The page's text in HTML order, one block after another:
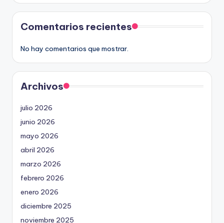
Comentarios recientes
No hay comentarios que mostrar.
Archivos
julio 2026
junio 2026
mayo 2026
abril 2026
marzo 2026
febrero 2026
enero 2026
diciembre 2025
noviembre 2025